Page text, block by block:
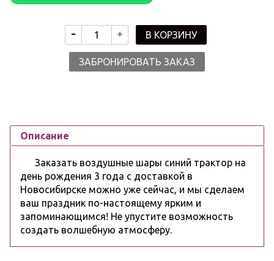
В КОРЗИНУ
ЗАБРОНИРОВАТЬ ЗАКАЗ
Описание
Заказать воздушные шары синий трактор на
день рождения 3 года с доставкой в
Новосибирске можно уже сейчас, и мы сделаем
ваш праздник по-настоящему ярким и
запоминающимся! Не упустите возможность
создать волшебную атмосферу.